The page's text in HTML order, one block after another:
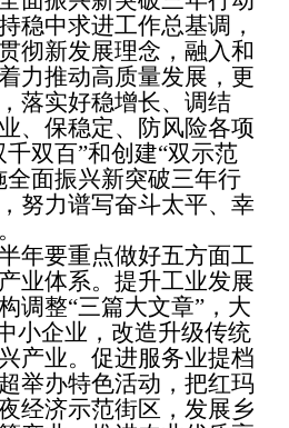
稳中求进工作总基调，
彻新发展理念，融入和
力推动高质量发展，更
落实好稳增长、调结
、保稳定、防风险各项
双百”和创建“双示范
全面振兴新突破三年行
努力谱写奋斗太平、幸
要重点做好五方面工
业体系。提升工业发展
调整“三篇大文章”，大
小企业，改造升级传统
产业。促进服务业提档
举办特色活动，把红玛
经济示范街区，发展乡